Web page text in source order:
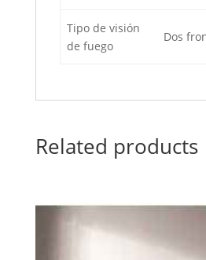
Tipo de visión
de fuego
Dos
Related products